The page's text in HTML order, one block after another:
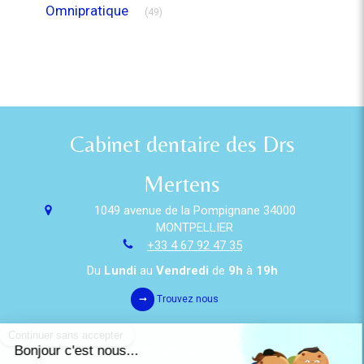
Omnipratique (49)
Cabinet dentaire des Drs
Mertens
1049 avenue de la Pompignane 34000
MONTPELLIER
+33 4 67 92 47 35
Du Lundi au Vendredi de 9h à 19h
Trouvez nous
Politique de confidentialité et charte cookie